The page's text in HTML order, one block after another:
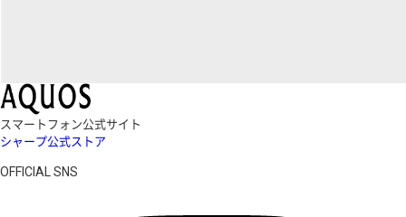
スマートフォン公式サイト
シャープ公式ストア
OFFICIAL SNS